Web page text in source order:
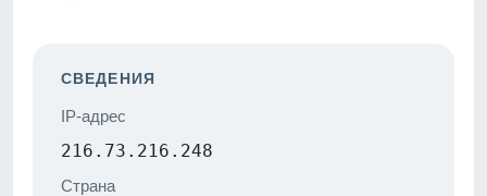
СВЕДЕНИЯ
IP-адрес
216.73.216.248
Страна